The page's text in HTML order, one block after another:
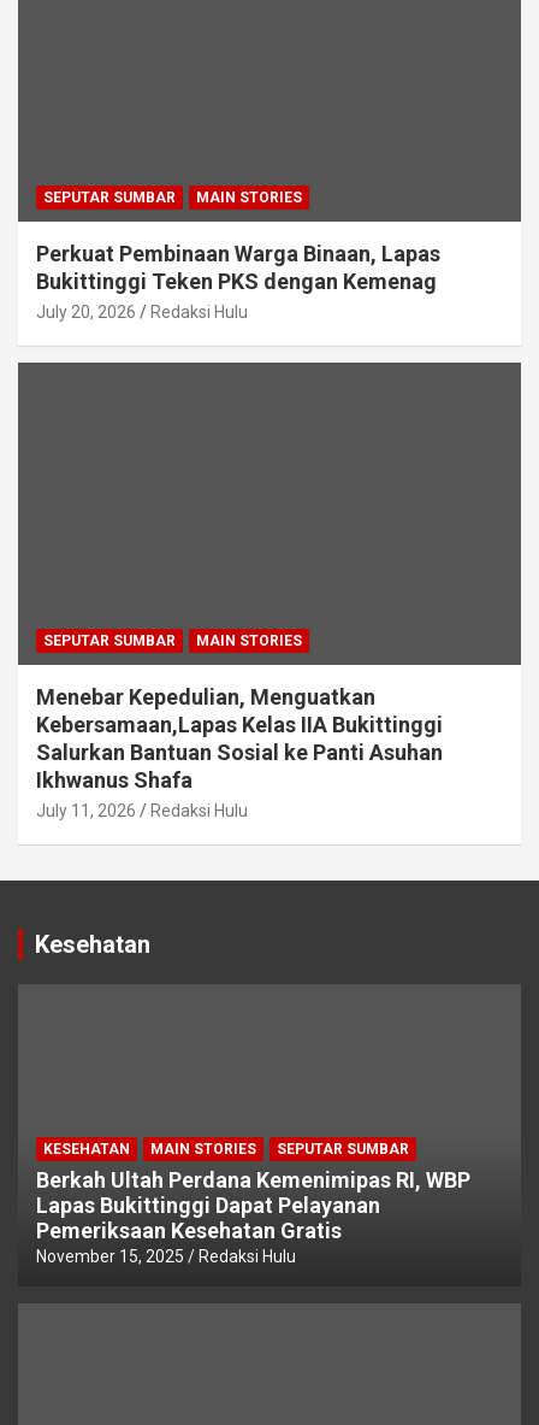
SEPUTAR SUMBAR MAIN STORIES
Perkuat Pembinaan Warga Binaan, Lapas
Bukittinggi Teken PKS dengan Kemenag
July 20, 2026 Redaksi Hulu
SEPUTAR SUMBAR MAIN STORIES
Menebar Kepedulian, Menguatkan
Kebersamaan,Lapas Kelas IIA Bukittinggi
Salurkan Bantuan Sosial ke Panti Asuhan
Ikhwanus Shafa
July 11, 2026 Redaksi Hulu
Kesehatan
KESEHATAN MAIN STORIES SEPUTAR SUMBAR
Berkah Ultah Perdana Kemenimipas RI, WBP
Lapas Bukittinggi Dapat Pelayanan
Pemeriksaan Kesehatan Gratis
November 15, 2025 Redaksi Hulu